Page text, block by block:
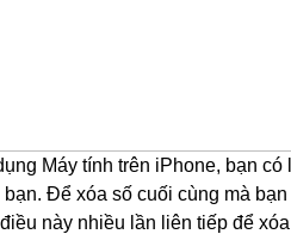
Máy tính trên iPhone, bạn
bạn. Để xóa số cuối cùng mà
này nhiều lần liên tiếp để